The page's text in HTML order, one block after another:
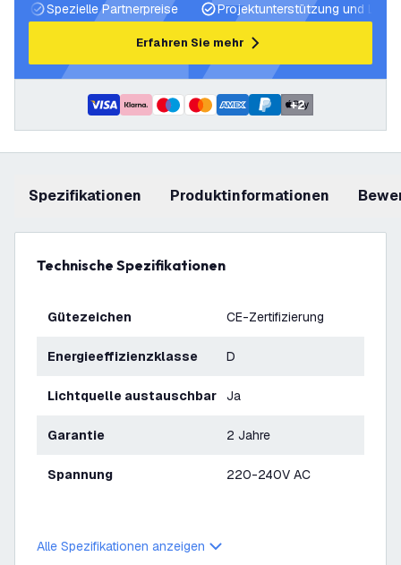
Spezielle Partnerpreise
Projektunterstützung und
Erfahren Sie mehr
+2
Spezifikationen Produktinformationen
Technische Spezifikationen
Gütezeichen CE-Zertifizierung
Energieeffizienzklasse D
Lichtquelle austauschbar Ja
Garantie 2 Jahre
Spannung 220-240V AC
Alle Spezifikationen anzeigen